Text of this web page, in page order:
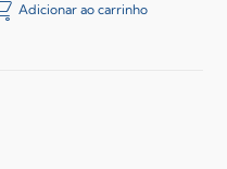
Adicionar ao carrinho